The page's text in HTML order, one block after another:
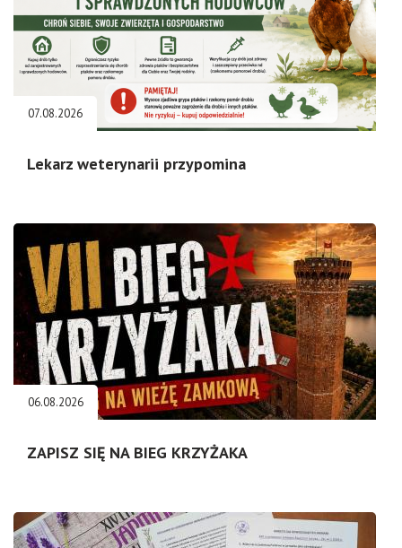
07.08.2026
Lekarz weterynarii przypomina
06.08.2026
ZAPISZ SIĘ NA BIEG KRZYŻAKA